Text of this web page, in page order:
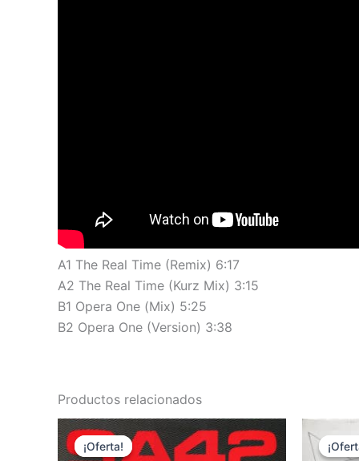
A1 The Real Time (Remix) 6:17
A2 The Real Time (Kurz Mix) 3:15
B1 Opera One (Mix) 5:25
B2 Opera One (Version) 3:38
Productos relacionados
¡Oferta!
¡Oferta!